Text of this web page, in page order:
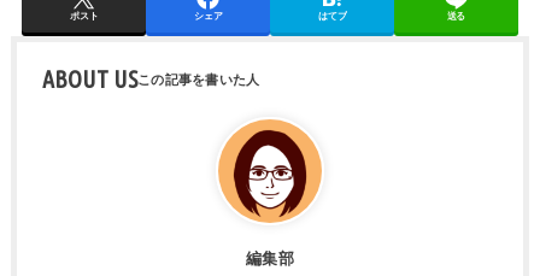
ポスト シェア はてブ 送る
ABOUT US
編集部